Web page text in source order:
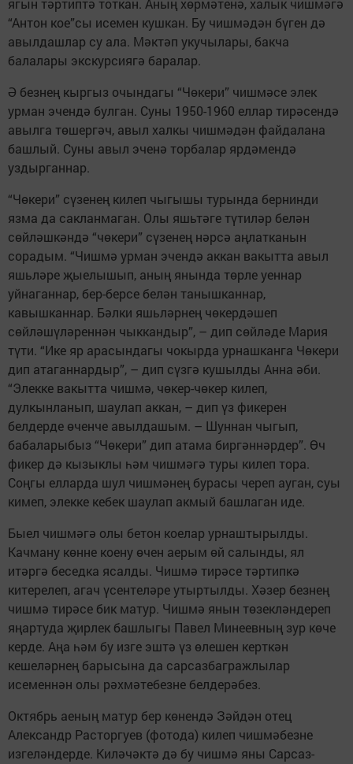
“Антон кое”сы исемен кушкан. Бу чишмәдән бүген дә
авылдашлар су ала. Мәктәп укучылары, бакча
балалары экскурсиягә баралар.
Ә безнең кыргыз очындагы “Чөкери” чишмәсе элек
урман эчендә булган. Суны 1950-1960 еллар тирәсендә
авылга төшергәч, авыл халкы чишмәдән файдалана
башлый. Суны авыл эченә торбалар ярдәмендә
уздырганнар.
“Чөкери” сүзенең килеп чыгышы турында бернинди
язма да сакланмаган. Олы яшьтәге түтиләр белән
сөйләшкәндә “чөкери” сүзенең нәрсә аңлатканын
сорадым. “Чишмә урман эчендә аккан вакытта авыл
яшьләре җыелышып, аның янында төрле уеннар
уйнаганнар, бер-берсе белән танышканнар,
кавышканнар. Бәлки яшьләрнең чөкердәшеп
сөйләшүләреннән чыккандыр”, – дип сөйләде Мария
түти. “Ике яр арасындагы чокырда урнашканга Чөкери
дип атаганнардыр”, – дип сүзгә кушылды Анна әби.
“Элекке вакытта чишмә, чөкер-чөкер килеп,
дулкынланып, шаулап аккан, – дип үз фикерен
белдерде өченче авылдашым. – Шуннан чыгып,
бабаларыбыз “Чөкери” дип атама биргәннәрдер”. Өч
фикер дә кызыклы һәм чишмәгә туры килеп тора.
Соңгы елларда шул чишмәнең бурасы череп ауган, суы
кимеп, элекке кебек шаулап акмый башлаган иде.
Быел чишмәгә олы бетон коелар урнаштырылды.
Качману көнне коену өчен аерым өй салынды, ял
итәргә беседка ясалды. Чишмә тирәсе тәртипкә
китерелеп, агач үсентеләре утыртылды. Хәзер безнең
чишмә тирәсе бик матур. Чишмә янын төзекләндереп
яңартуда җирлек башлыгы Павел Минеевның зур көче
керде. Аңа һәм бу изге эштә үз өлешен керткән
кешеләрнең барысына да сарсазбагражлылар
исеменнән олы рәхмәтебезне белдерәбез.
Октябрь аеның матур бер көнендә Зәйдән отец
Александр Расторгуев (фотода) килеп чишмәбезне
изгеләндерде. Киләчәктә дә бу чишмә яны Сарсаз-